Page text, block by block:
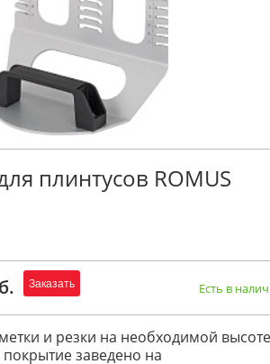
плинтусов ROMUS
Заказать Есть в
и резки на необходимой
заведено на